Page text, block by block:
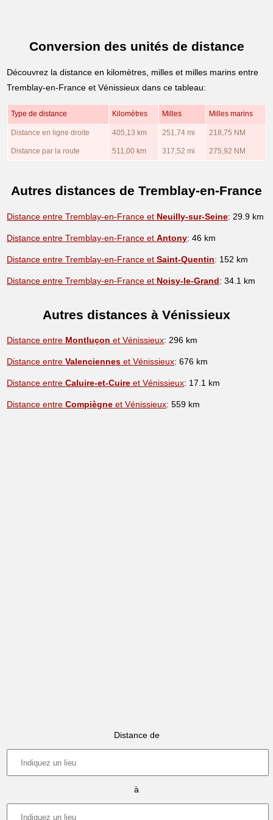
Conversion des unités de distance
Découvrez la distance en kilomètres, milles et milles marins entre
Tremblay-en-France et Vénissieux dans ce tableau:
Type de distance Kilomètres Milles Milles marins
Distance en ligne droite 405,13 km 251,74 mi 218,75 NM
Distance par la route 511,00 km 317,52 mi 275,92 NM
Autres distances de Tremblay-en-France
Distance entre Tremblay-en-France et Neuilly-sur-Seine: 29.9 km
Distance entre Tremblay-en-France etAntony: 46 km
Distance entre Tremblay-en-France etSaint-Quentin: 152 km
Distance entre Tremblay-en-France et Noisy-le-Grand: 34.1 km
Autres distances à Vénissieux
Distance entre Montluçon et Vénissieux: 296 km
Distance entreValenciennes et Vénissieux: 676 km
Distance entreCaluire-et-Cuire et Vénissieux: 17.1 km
Distance entreCompiègne et Vénissieux: 559 km
Distance de
à